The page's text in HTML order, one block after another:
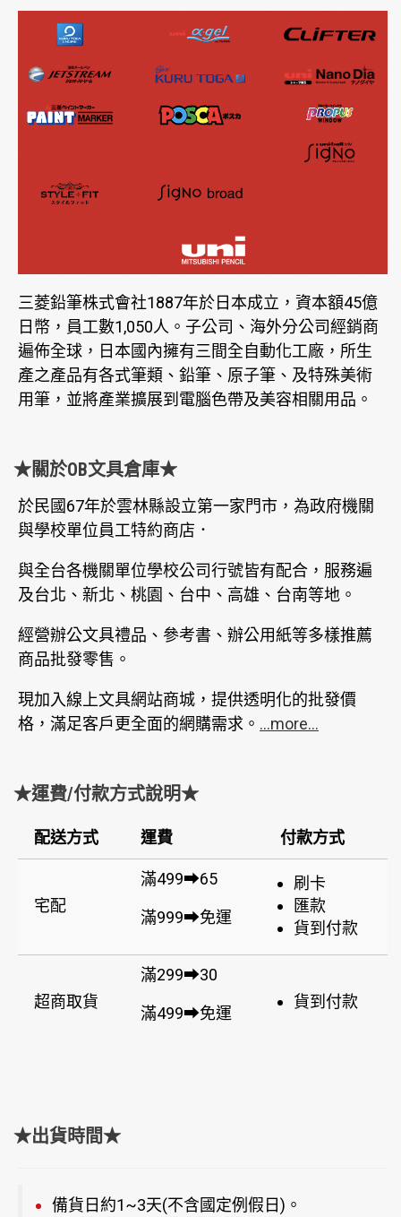
三菱鉛筆株式會社1887年於日本成立，資本額45億
日幣，員工數1,050人。子公司、海外分公司經銷商
遍佈全球，日本國內擁有三間全自動化工廠，所生
產之產品有各式筆類、鉛筆、原子筆、及特殊美術
用筆，並將產業擴展到電腦色帶及美容相關用品。
★關於OB文具倉庫★
於民國67年於雲林縣設立第一家門市，為政府機關
與學校單位員工特約商店．
與全台各機關單位學校公司行號皆有配合，服務遍
及台北、新北、桃園、台中、高雄、台南等地。
經營辦公文具禮品、參考書、辦公用紙等多樣推薦
商品批發零售。
現加入線上文具網站商城，提供透明化的批發價
格，滿足客戶更全面的網購需求。 ...more...
★運費/付款方式說明★
配送方式 運費 付款方式
宅配
滿499➡65
滿999➡免運
刷卡
匯款
貨到付款
超商取貨
滿299➡30
滿499➡免運
貨到付款
★出貨時間★
備貨日約1~3天(不含國定例假日)。